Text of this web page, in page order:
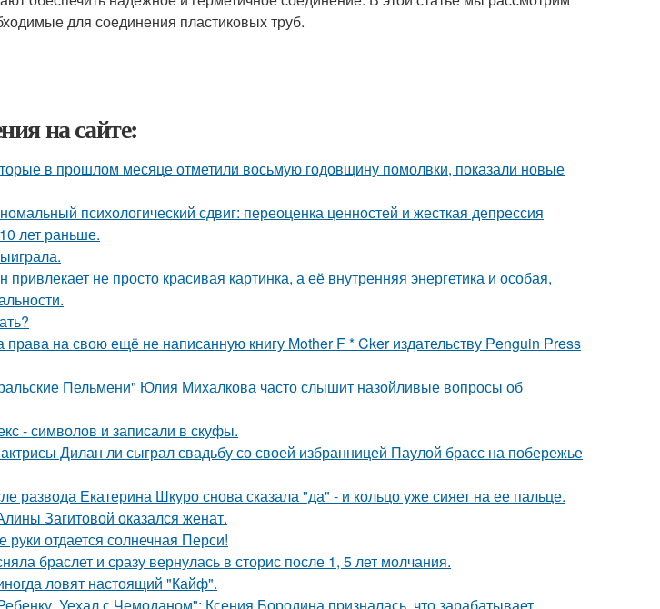
для соединения пластиковых труб.
на сайте:
в прошлом месяце отметили восьмую годовщину помолвки, показали новые
психологический сдвиг: переоценка ценностей и жесткая депрессия
лет раньше.
не просто красивая картинка, а её внутренняя энергетика и особая,
на свою ещё не написанную книгу Mother F * Cker издательству Penguin Press
Пельмени" Юлия Михалкова часто слышит назойливые вопросы об
- символов и записали в скуфы.
Дилан ли сыграл свадьбу со своей избранницей Паулой брасс на побережье
развода Екатерина Шкуро снова сказала "да" - и кольцо уже сияет на ее пальце.
Загитовой оказался женат.
отдается солнечная Перси!
браслет и сразу вернулась в сторис после 1, 5 лет молчания.
ловят настоящий "Кайф".